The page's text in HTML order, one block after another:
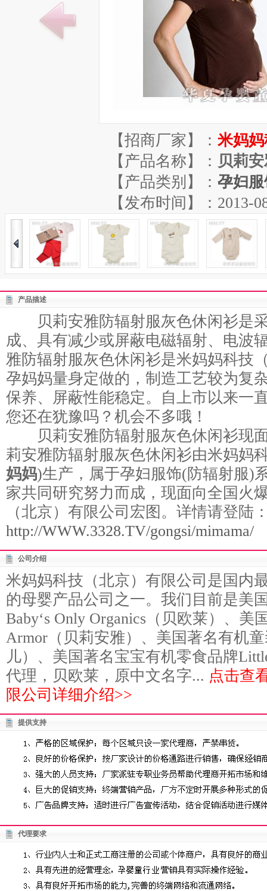
【招商厂家】： 米妈
【产品名称】： 贝莉
【产品类别】： 孕妇
【发布时间】：2013-
产品描述
贝莉安雅防辐射服灰色休闲衫是
成、具有减少或屏蔽电磁辐射、电波
雅防辐射服灰色休闲衫是米妈妈科技
孕妈妈量身定做的，制造工艺较为复
保养、屏蔽性能稳定。自上市以来一
您还在犹豫吗？机会不多哦！
贝莉安雅防辐射服灰色休闲衫现
莉安雅防辐射服灰色休闲衫由米妈妈
妈妈)生产，属于孕妇服饰(防辐射服)
家共同研究努力而成，现面向全国火
（北京）有限公司宏图。详情请登陆
http://WWW.3328.TV/gongsi/mimama/
公司介绍
米妈妈科技（北京）有限公司是国内
的母婴产品公司之一。我们目前是美
Baby‘s Only Organics（贝欧莱）、
Armor（贝莉安雅）、美国著名有机
儿）、美国著名宝宝有机零食品牌
代理，贝欧莱，原中文名字... 点击查
限公司详细介绍>>
提供支持
代理要求